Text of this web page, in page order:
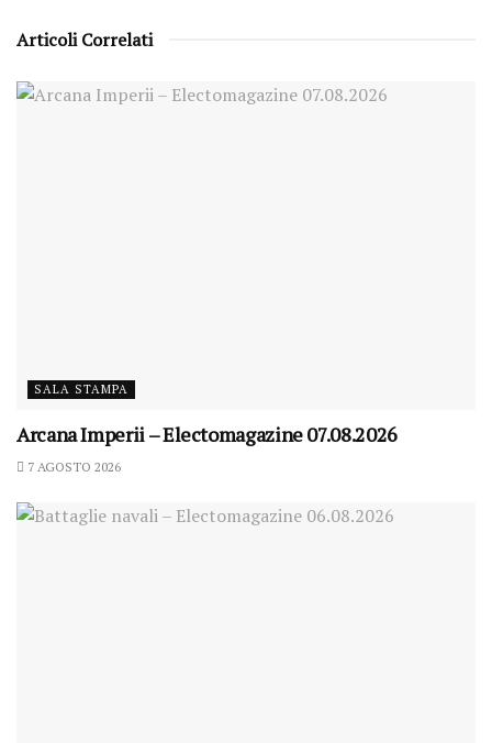
Articoli Correlati
SALA STAMPA
Arcana Imperii – Electomagazine 07.08.2026
7 AGOSTO 2026